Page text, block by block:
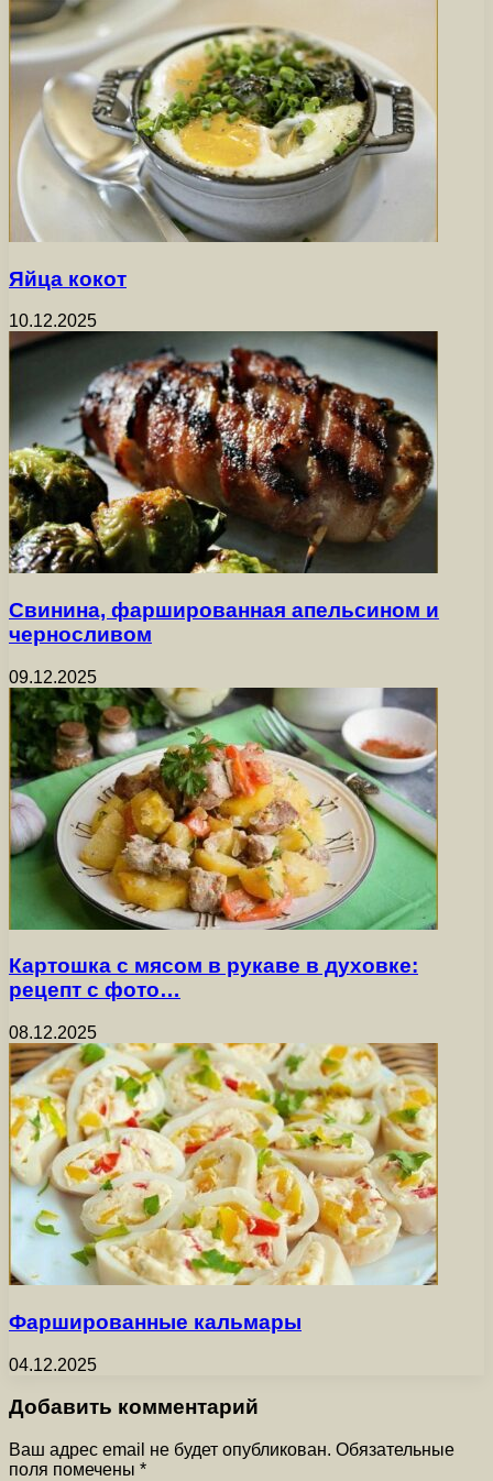
Яйца кокот
10.12.2025
Свинина, фаршированная апельсином и
черносливом
09.12.2025
Картошка с мясом в рукаве в духовке:
рецепт с фото…
08.12.2025
Фаршированные кальмары
04.12.2025
Добавить комментарий
Ваш адрес email не будет опубликован. Обязательные
поля помечены *